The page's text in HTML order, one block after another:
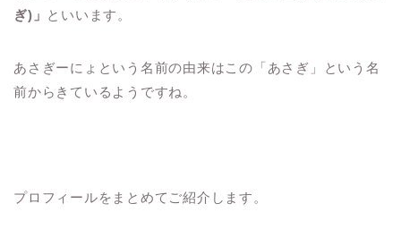
ぎ)」 といいます。
あさぎーにょという名前の由来はこの「あさぎ」という名
前からきているようですね。
プロフィールをまとめてご紹介します。